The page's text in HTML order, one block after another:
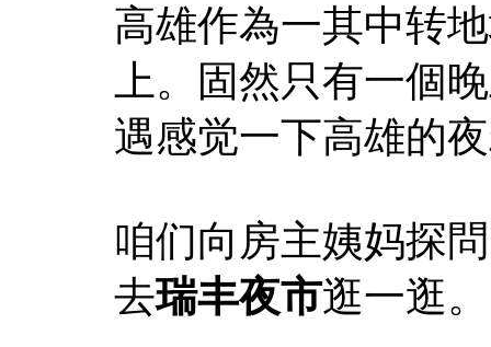
高雄作為一其中转
上。固然只有一個
遇感觉一下高雄的
咱们向房主姨妈探
去瑞丰夜市逛一逛。